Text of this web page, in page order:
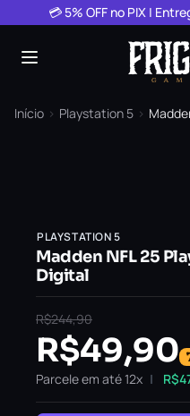
Pular para o conteúdo
💳 5% OFF no PIX |
Início › Playstation 5 ›
PLAYSTATION 5
Madden NFL 25
Digital
R$244,90
R$49,90
Parcele em até 12x R$